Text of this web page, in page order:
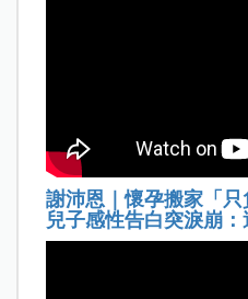
謝沛恩｜懷孕搬家「
兒子感性告白突淚崩